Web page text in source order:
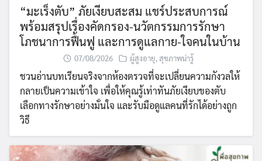
“มะเร็งตับ” ภัยเงียบสะสม แชร์ประสบการณ์
พร้อมสรุปเรื่องคัดกรอง-นวัตกรรมการรักษา
โภชนาการฟื้นฟู และการดูแลกาย-ใจคนในบ้าน
07/08/2026 ผู้สูงอายุ,สุขภาพน่ารู้
ชวนอ่านบทเรียนจริงจากห้องตรวจที่จะเปลี่ยนความกังวลให้
กลายเป็นความเข้าใจ เพื่อให้คุณรู้เท่าทันภัยเงียบของตับ
เลือกทางรักษาอย่างมั่นใจ และรับมือดูแลคนที่รักได้อย่างถูก
วิธี